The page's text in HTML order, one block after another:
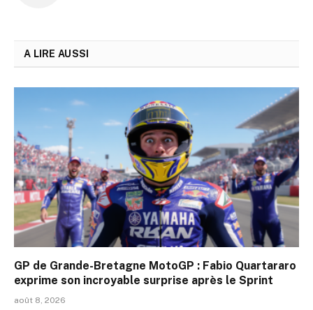
A LIRE AUSSI
GP de Grande-Bretagne MotoGP : Fabio Quartararo
exprime son incroyable surprise après le Sprint
août 8, 2026